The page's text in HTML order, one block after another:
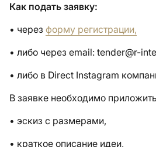
Как подать заявку:
• через форму регистрации,
• либо через email: tender@r-
• либо в Direct Instagram
В заявке необходимо
• эскиз с размерами,
• краткое описание идеи,